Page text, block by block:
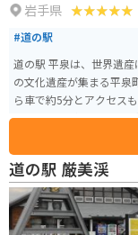
岩手県
#道の駅
道の駅 平泉は、世界遺
の文化遺産が集まる平泉町にある道の駅
ら車で約5分とアクセス
野菜や果物が並ぶ農産物
品を扱う物産館、平泉
す。 バイクで訪れる場合
泉は、金色堂で有名な中
的な建造物や庭園が多く
窟など、見どころもたく
郷土料理もおすすめです
道の駅 厳美渓